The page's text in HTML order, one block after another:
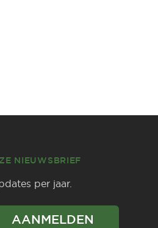
NIEUWSBRIEF
per jaar.